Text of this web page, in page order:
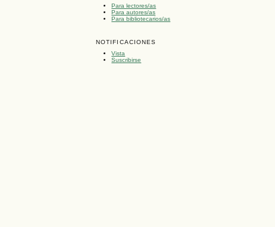
Para lectores/as
Para autores/as
Para bibliotecarios/as
NOTIFICACIONES
Vista
Suscribirse